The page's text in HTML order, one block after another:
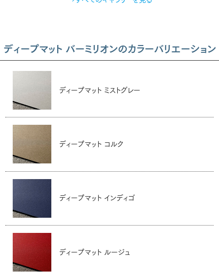
ディープマット バーミリオンのカラーバリエーション
ディープマット ミストグレー
ディープマット コルク
ディープマット インディゴ
ディープマット ルージュ